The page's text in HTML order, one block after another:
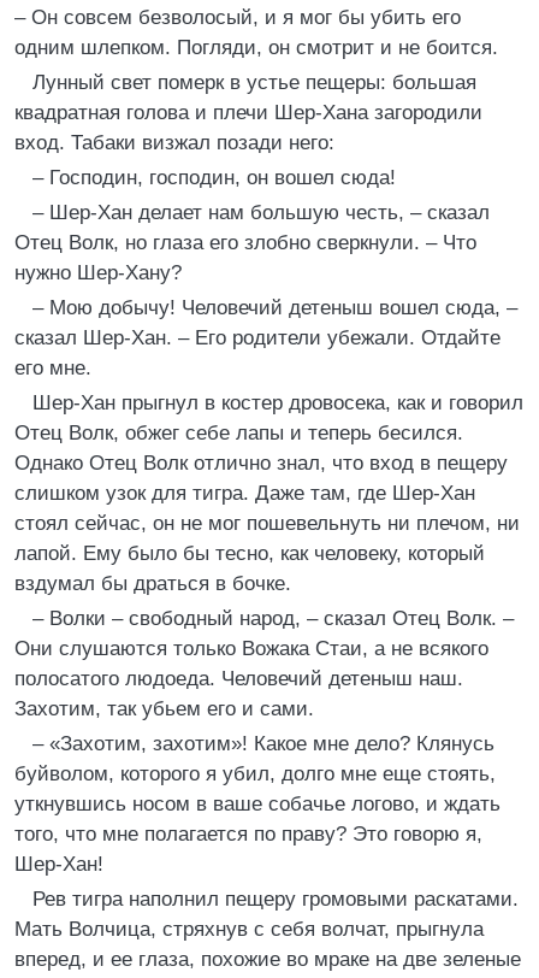
– Он совсем безволосый, и я мог бы убить его
одним шлепком. Погляди, он смотрит и не боится.
Лунный свет померк в устье пещеры: большая
квадратная голова и плечи Шер-Хана загородили
вход. Табаки визжал позади него:
– Господин, господин, он вошел сюда!
– Шер-Хан делает нам большую честь, – сказал
Отец Волк, но глаза его злобно сверкнули. – Что
нужно Шер-Хану?
– Мою добычу! Человечий детеныш вошел сюда, –
сказал Шер-Хан. – Его родители убежали. Отдайте
его мне.
Шер-Хан прыгнул в костер дровосека, как и говорил
Отец Волк, обжег себе лапы и теперь бесился.
Однако Отец Волк отлично знал, что вход в пещеру
слишком узок для тигра. Даже там, где Шер-Хан
стоял сейчас, он не мог пошевельнуть ни плечом, ни
лапой. Ему было бы тесно, как человеку, который
вздумал бы драться в бочке.
– Волки – свободный народ, – сказал Отец Волк. –
Они слушаются только Вожака Стаи, а не всякого
полосатого людоеда. Человечий детеныш наш.
Захотим, так убьем его и сами.
– «Захотим, захотим»! Какое мне дело? Клянусь
буйволом, которого я убил, долго мне еще стоять,
уткнувшись носом в ваше собачье логово, и ждать
того, что мне полагается по праву? Это говорю я,
Шер-Хан!
Рев тигра наполнил пещеру громовыми раскатами.
Мать Волчица, стряхнув с себя волчат, прыгнула
вперед, и ее глаза, похожие во мраке на две зеленые